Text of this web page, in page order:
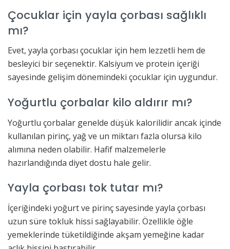
Çocuklar için yayla çorbası sağlıklı
mı?
Evet, yayla çorbası çocuklar için hem lezzetli hem de
besleyici bir seçenektir. Kalsiyum ve protein içeriği
sayesinde gelişim dönemindeki çocuklar için uygundur.
Yoğurtlu çorbalar kilo aldırır mı?
Yoğurtlu çorbalar genelde düşük kalorilidir ancak içinde
kullanılan pirinç, yağ ve un miktarı fazla olursa kilo
alımına neden olabilir. Hafif malzemelerle
hazırlandığında diyet dostu hale gelir.
Yayla çorbası tok tutar mı?
İçeriğindeki yoğurt ve pirinç sayesinde yayla çorbası
uzun süre tokluk hissi sağlayabilir. Özellikle öğle
yemeklerinde tüketildiğinde akşam yemeğine kadar